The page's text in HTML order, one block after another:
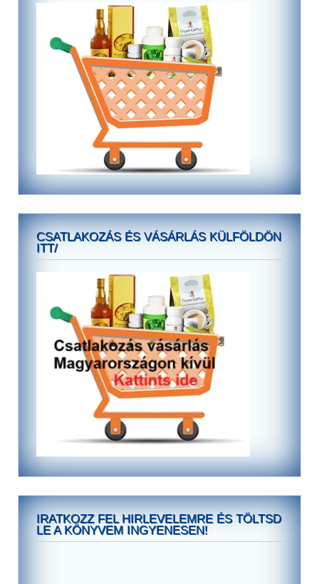
CSATLAKOZÁS ÉS VÁSÁRLÁS KÜLFÖLDÖN
ITT/
IRATKOZZ FEL HIRLEVELEMRE ÉS TÖLTSD
LE A KÖNYVEM INGYENESEN!